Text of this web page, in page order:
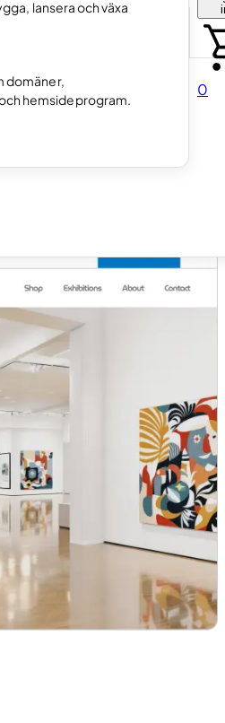
lansera och växa
domäner,
hemsideprogram.
0